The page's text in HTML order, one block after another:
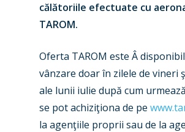
călătoriile efectuate cu
TAROM.
Oferta TAROM este Â
vânzare doar în zilele de vineri
ale lunii iulie după cum
se pot achiziţiona de pe
la agenţiile proprii sau de la